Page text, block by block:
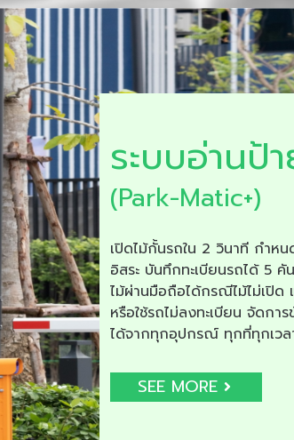
ระบบอ่านป้
(Park-Matic+)
เปิดไม้กั้นรถใน 2 วินาที กำห
อิสระ บันทึกทะเบียนรถได้ 5
ไม้ผ่านมือถือได้กรณีไม้ไม่เปิด
หรือใช้รถไม่ลงทะเบียน จัดกา
ได้จากทุกอุปกรณ์ ทุกที่ทุกเวล
SEE MORE